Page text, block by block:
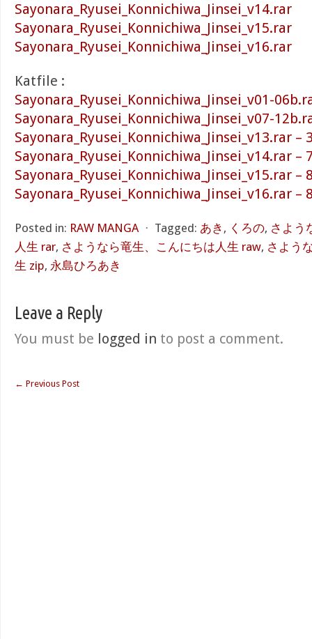
Sayonara_Ryusei_Konnichiwa_Jinsei_v14.rar
Sayonara_Ryusei_Konnichiwa_Jinsei_v15.rar
Sayonara_Ryusei_Konnichiwa_Jinsei_v16.rar
Katfile :
Sayonara_Ryusei_Konnichiwa_Jinsei_v01-
Sayonara_Ryusei_Konnichiwa_Jinsei_v07-
Sayonara_Ryusei_Konnichiwa_Jinsei_v13.rar –
Sayonara_Ryusei_Konnichiwa_Jinsei_v14.rar –
Sayonara_Ryusei_Konnichiwa_Jinsei_v15.rar –
Sayonara_Ryusei_Konnichiwa_Jinsei_v16.rar –
Posted in: RAW MANGA ⋅ Tagged: あき , くろの, さよう
人生 rar, さようなら竜生、こんにちは人生 raw, さよう
生 zip, 永島ひろあき
Leave a Reply
You must be logged in to post a comment.
← Previous Post